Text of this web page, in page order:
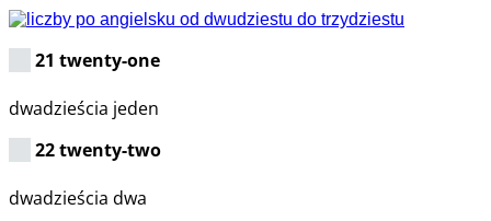
21 twenty-one
dwadzieścia jeden
22 twenty-two
dwadzieścia dwa